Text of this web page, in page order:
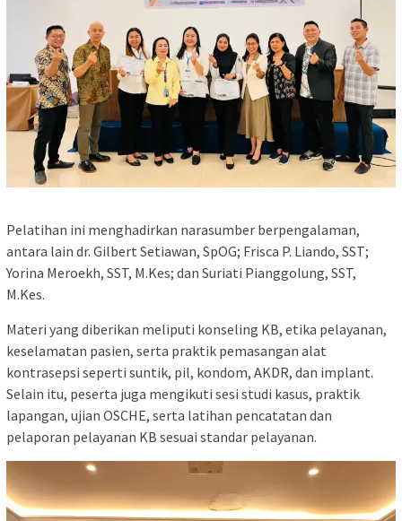
Pelatihan ini menghadirkan narasumber berpengalaman,
antara lain dr. Gilbert Setiawan, SpOG; Frisca P. Liando, SST;
Yorina Meroekh, SST, M.Kes; dan Suriati Pianggolung, SST,
M.Kes.
Materi yang diberikan meliputi konseling KB, etika pelayanan,
keselamatan pasien, serta praktik pemasangan alat
kontrasepsi seperti suntik, pil, kondom, AKDR, dan implant.
Selain itu, peserta juga mengikuti sesi studi kasus, praktik
lapangan, ujian OSCHE, serta latihan pencatatan dan
pelaporan pelayanan KB sesuai standar pelayanan.